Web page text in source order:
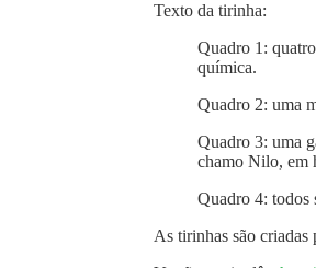
Texto da tirinha:
Quadro 1:
química.
Quadro 2: uma
Quadro 3: uma
chamo Nilo, em
Quadro 4: todos
As tirinhas são criadas